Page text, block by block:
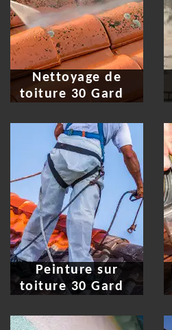
Nettoyage de
toiture 30 Gard
Peinture sur
toiture 30 Gard